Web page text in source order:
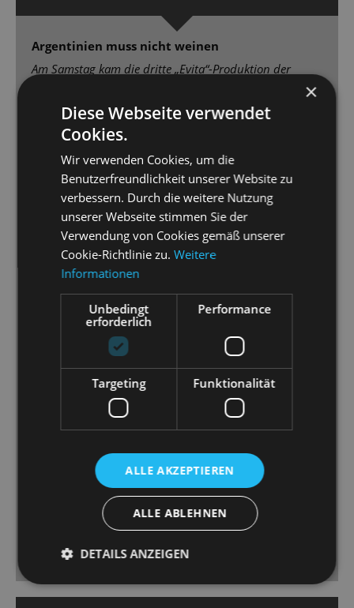
Argentinien muss nicht weinen
Am Samstag kam die dritte „Evita“-Produktion der
brillant gespielt und gesungen – ein großer Wurf!
[...] Die Fassung von Regisseur und Choreograf
Simon Eichenberger („Pippin“) begeistert mit
Opulenz. Wunderbar meistert Sybille Lambrich in der
Titelpartie die für weibliche Sopranstimme schwierig
geschriebenen Gesangsparts. Ebenso stark Gero
Wendorffin der zweiten Hauptrolle als Erzähler Che
[…] sowie Marcus Günzel als beim langen Sterben
seinerEvita mitfühlender Juan Perón. Nicht zu
unterschlagen: Tenor Václac Vallon, der als
schmieriger Tangosänger Agustin Magaldi begeistert.
[…] Auf der dauerbewegten Drehbühne (Charles
Quiggin) immer was los, die prächtigen Kostüme von
Aleš Valášek wechseln im Minutentakt und rauben
schon früh den Atem […] Chor und Ballett agieren –
in großer Besetzung – ebenfalls mitreißend und
makellos. Dirigent Peter Christian Feigel weiß das
angemessen zu leiten - wenn volle Pulle gegeben
wird, leuchtet „Wein’ nicht um mich, Argentinien“ in
strahlender Pracht mit unwiderstehlicher
Ohrwurmgarantie. Die Premiere bekam begeisterten
angemessen.
×
Diese Webseite verwendet
Cookies.
Wir verwenden Cookies, um die
Benutzerfreundlichkeit unserer Website zu
verbessern. Durch die weitere Nutzung
unserer Webseite stimmen Sie der
Verwendung von Cookies gemäß unserer
Cookie-Richtlinie zu.Weitere
Informationen
Unbedingt
erforderlich
Performance
Targeting Funktionalität
ALLE AKZEPTIEREN
ALLE ABLEHNEN
DETAILS ANZEIGEN